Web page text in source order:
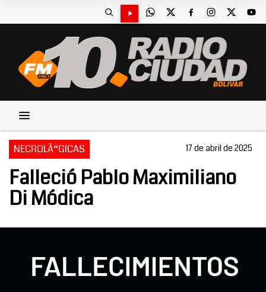
NECROLÃ“GICAS 17 de abril de 2025
Falleció Pablo Maximiliano
Di Módica